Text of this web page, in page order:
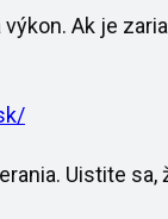
Ak je
Uistite